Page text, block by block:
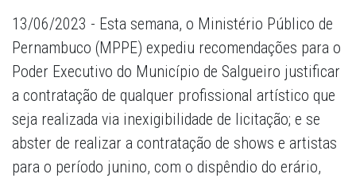
13/06/2023 - Esta semana, o Ministério Público de
Pernambuco (MPPE) expediu recomendações para o
Poder Executivo do Município de Salgueiro justificar
a contratação de qualquer profissional artístico que
seja realizada via inexigibilidade de licitação; e se
abster de realizar a contratação de shows e artistas
para o período junino, com o dispêndio do erário,